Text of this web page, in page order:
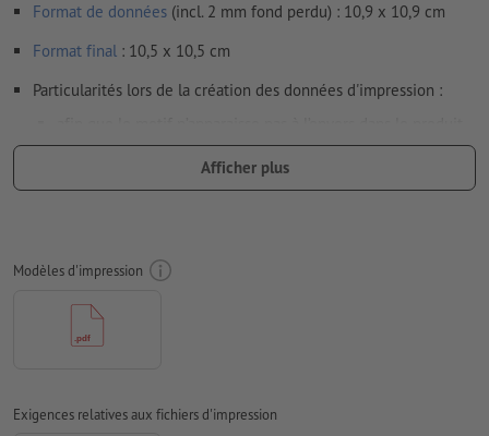
Format de données (incl. 2 mm fond perdu) : 10,9 x 10,9 cm
Format final : 10,5 x 10,5 cm
Particularités lors de la création des données d'impression :
d'impression fini, veuillez tenir compte dusens de lecture
dans les données d’impression
300 dpi
importantes à une distance de min. 4 mm du format final
Mode couleur :CMJN, FOGRA51 (PSO Coated v3) pour les
Afficher plus
Modèles d'impression
Exigences relatives aux fichiers d'impression